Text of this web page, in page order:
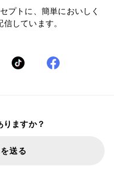
プトに、簡単においしく
しています。
りますか？
送る